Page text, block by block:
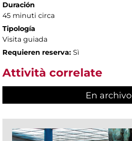
Duración
45 minuti circa
Tipología
Visita guiada
Requieren reserva: Sì
Attività correlate
En archivo